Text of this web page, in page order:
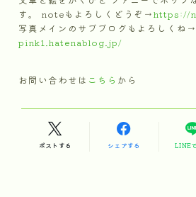
す。 noteもよろしくどうぞ→https://
写真メインのサブブログもよろしくね→
pink1.hatenablog.jp/
お問い合わせは こちら から
ポストする シェアする LINE